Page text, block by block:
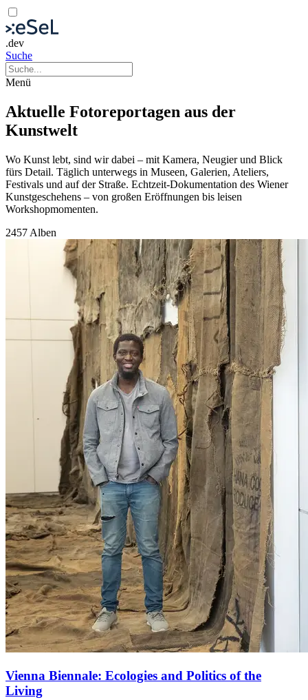
.dev
Suche
Menü
Aktuelle Fotoreportagen aus der
Kunstwelt
Wo Kunst lebt, sind wir dabei – mit Kamera, Neugier und Blick
fürs Detail. Täglich unterwegs in Museen, Galerien, Ateliers,
Festivals und auf der Straße. Echtzeit-Dokumentation des Wiener
Kunstgeschehens – von großen Eröffnungen bis leisen
Workshopmomenten.
2457 Alben
Vienna Biennale: Ecologies and Politics of the
Living